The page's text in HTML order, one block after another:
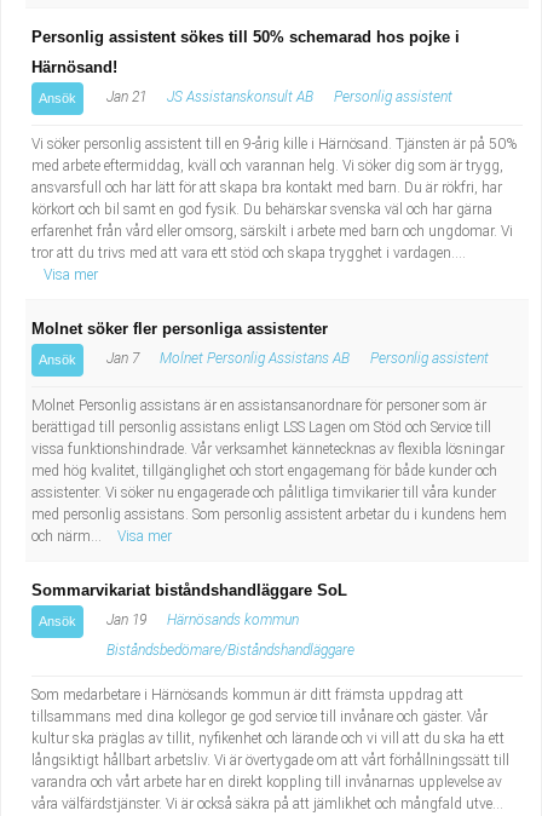
Personlig assistent sökes till 50% schemarad hos pojke i
Härnösand!
Ansök Jan 21 JS Assistanskonsult AB Personlig assistent
Vi söker personlig assistent till en 9-årig kille i Härnösand. Tjänsten är på 50%
med arbete eftermiddag, kväll och varannan helg. Vi söker dig som är trygg,
ansvarsfull och har lätt för att skapa bra kontakt med barn. Du är rökfri, har
körkort och bil samt en god fysik. Du behärskar svenska väl och har gärna
erfarenhet från vård eller omsorg, särskilt i arbete med barn och ungdomar. Vi
tror att du trivs med att vara ett stöd och skapa trygghet i vardagen....
Visa mer
Molnet söker fler personliga assistenter
Ansök Jan 7 Molnet Personlig Assistans AB Personlig assistent
Molnet Personlig assistans är en assistansanordnare för personer som är
berättigad till personlig assistans enligt LSS Lagen om Stöd och Service till
vissa funktionshindrade. Vår verksamhet kännetecknas av flexibla lösningar
med hög kvalitet, tillgänglighet och stort engagemang för både kunder och
assistenter. Vi söker nu engagerade och pålitliga timvikarier till våra kunder
med personlig assistans. Som personlig assistent arbetar du i kundens hem
och närm...
Visa mer
Sommarvikariat biståndshandläggare SoL
Ansök Jan 19
Härnösands kommun
Biståndsbedömare/Biståndshandläggare
Som medarbetare i Härnösands kommun är ditt främsta uppdrag att
tillsammans med dina kollegor ge god service till invånare och gäster. Vår
kultur ska präglas av tillit, nyfikenhet och lärande och vi vill att du ska ha ett
långsiktigt hållbart arbetsliv. Vi är övertygade om att vårt förhållningssätt till
varandra och vårt arbete har en direkt koppling till invånarnas upplevelse av
våra välfärdstjänster. Vi är också säkra på att jämlikhet och mångfald utve...